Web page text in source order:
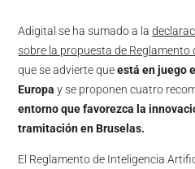
Adigital se ha sumado a la
sobre la propuesta de Reglamento
que se advierte queestá en juego
Europa y se proponen cuatro
entorno que favorezca la
tramitación en Bruselas.
El Reglamento de Inteligencia